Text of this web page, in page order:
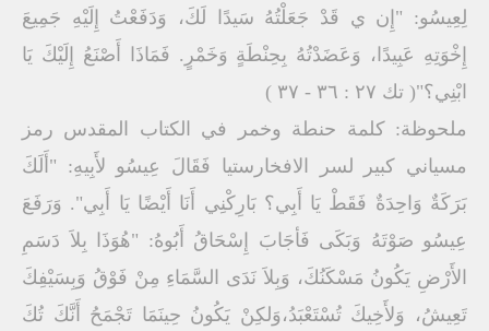
لِعِيسُو: "إِن ي قَدْ جَعَلْتُهُ سَيدًا لَكَ، وَدَفَعْتُ إِلَيْهِ جَمِيعَ
إِخْوَتِهِ عَبِيدًا، وَعَضَدْتُهُ بِحِنْطَةٍ وَخَمْرٍ. فَمَاذَا أَصْنَعُ إِلَيْكَ يَا
ابْنِي؟"( تك ٢٧ : ٣٦ - ٣٧ )
ملحوظة: كلمة حنطة وخمر في الكتاب المقدس رمز
مسياني كبير لسر الافخارستيا فَقَالَ عِيسُو لأَبِيهِ: "أَلَكَ
بَرَكَةٌ وَاحِدَةٌ فَقَطْ يَا أَبِي؟ بَارِكْنِي أَنَا أَيْضًا يَا أَبِي". وَرَفَعَ
عِيسُو صَوْتَهُ وَبَكَى فَأجَابَ إِسْحَاقُ أَبُوهُ: "هُوَذَا بِلاَ دَسَمِ
الأَرْضِ يَكُونُ مَسْكَنُكَ، وَبِلاَ نَدَى السَّمَاءِ مِنْ فَوْقُ وَبِسَيْفِكَ
تَعِيشُ، وَلأَخِيكَ تُسْتَعْبَدُ،وَلكِنْ يَكُونُ حِينَمَا تَجْمَحُ أَنَّكَ تُكَ